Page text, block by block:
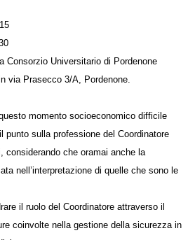
Consorzio Universitario di Pordenone
Prasecco 3/A, Pordenone.
momento socioeconomico difficile
punto sulla professione del Coordinatore
considerando che oramai anche la
nell’interpretazione di quelle che sono
il ruolo del Coordinatore attraverso il
coinvolte nella gestione della sicurezza